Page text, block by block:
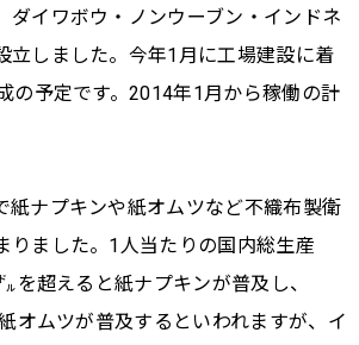
ダイワボウ・ノンウーブン・インドネ
立しました。今年1月に工場建設に着
の予定です。2014年1月から稼働の計
紙ナプキンや紙オムツなど不織布製衛
りました。1人当たりの国内総生産
を超えると紙ナプキンが普及し、
オムツが普及するといわれますが、イ